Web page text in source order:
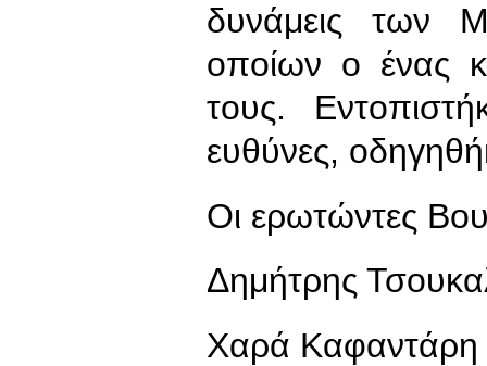
δυνάμεις των
οποίων ο ένας
τους.
ευθύνες,
Οι ερωτώντες
Δημήτρης
Χαρά Καφαντάρη